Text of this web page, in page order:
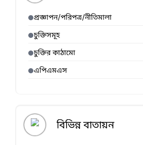
প্রজ্ঞাপন/পরিপত্র/নীতিমালা
চুক্তিসমূহ
চুক্তির কাঠামো
এপিএমএস
বিভিন্ন বাতায়ন